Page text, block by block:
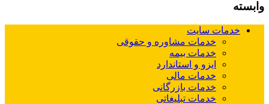
وابسته
خدمات سایت
خدمات مشاوره و حقوقی
خدمات بیمه
ایزو و استاندارد
خدمات مالی
خدمات بازرگانی
خدمات تبلیغاتی